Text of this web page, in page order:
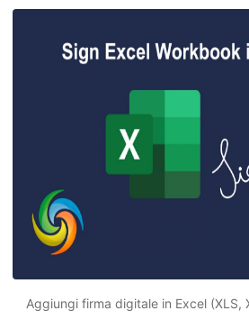
Aggiungi firma digitale in Excel (XLS,